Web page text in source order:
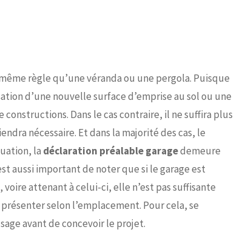
règle qu’une véranda ou une pergola. Puisque
d’une nouvelle surface d’emprise au sol ou une
Dans le cas contraire, il ne suffira plus
nécessaire. Et dans la majorité des cas, le
la déclaration préalable garagedemeure
aussi important de noter que si le garage est
attenant à celui-ci, elle n’est pas suffisante
selon l’emplacement. Pour cela, se
avant de concevoir le projet.